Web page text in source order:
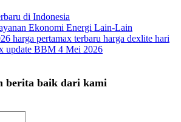
di Indonesia
Ekonomi Energi Lain-Lain
harga pertamax terbaru harga dexlite hari
update BBM 4 Mei 2026
berita baik dari kami